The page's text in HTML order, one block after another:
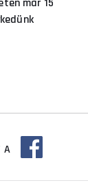
már 15
A